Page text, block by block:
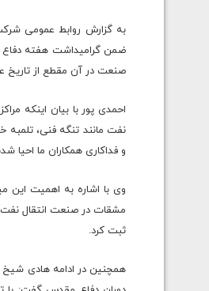
به گزارش روابط عمومی
ضمن گرامیداشت هفته دفاع
صنعت در آن مقطع از تاریخ
احمدی پور با بیان اینکه
نفت مانند تنگه فنی، تلمبه
و فداکاری همکاران ما احیا
وی با اشاره به اهمیت این
مشقات در صنعت انتقال نفت
ثبت کرد.
همچنین در ادامه هادی شیخ